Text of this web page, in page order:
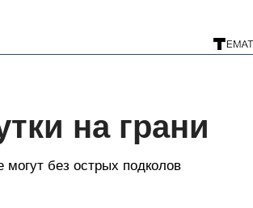
на грани
могут без острых подколов